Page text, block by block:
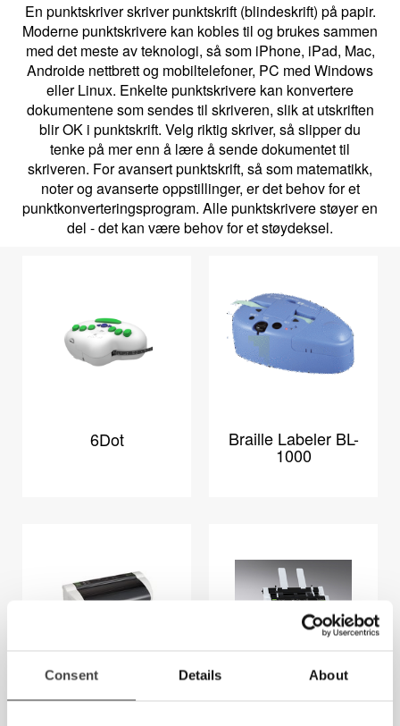
Consent Details About
En punktskriver skriver punktskrift (blindeskrift) på papir.
Moderne punktskrivere kan kobles til og brukes sammen
med det meste av teknologi, så som iPhone, iPad, Mac,
Androide nettbrett og mobiltelefoner, PC med Windows
eller Linux. Enkelte punktskrivere kan konvertere
dokumentene som sendes til skriveren, slik at utskriften
blir OK i punktskrift. Velg riktig skriver, så slipper du
tenke på mer enn å lære å sende dokumentet til
skriveren. For avansert punktskrift, så som matematikk,
noter og avanserte oppstillinger, er det behov for et
punktkonverteringsprogram. Alle punktskrivere støyer en
del - det kan være behov for et støydeksel.
6Dot Braille Labeler BL-
1000
Index Braille